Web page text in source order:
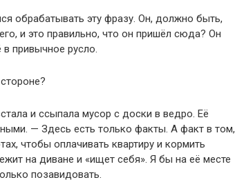
обрабатывать эту фразу. Он, должно быть,
и это правильно, что он пришёл сюда? Он
в привычное русло.
и ссыпала мусор с доски в ведро. Её
— Здесь есть только факты. А факт в том,
чтобы оплачивать квартиру и кормить
на диване и «ищет себя». Я бы на её месте
позавидовать.